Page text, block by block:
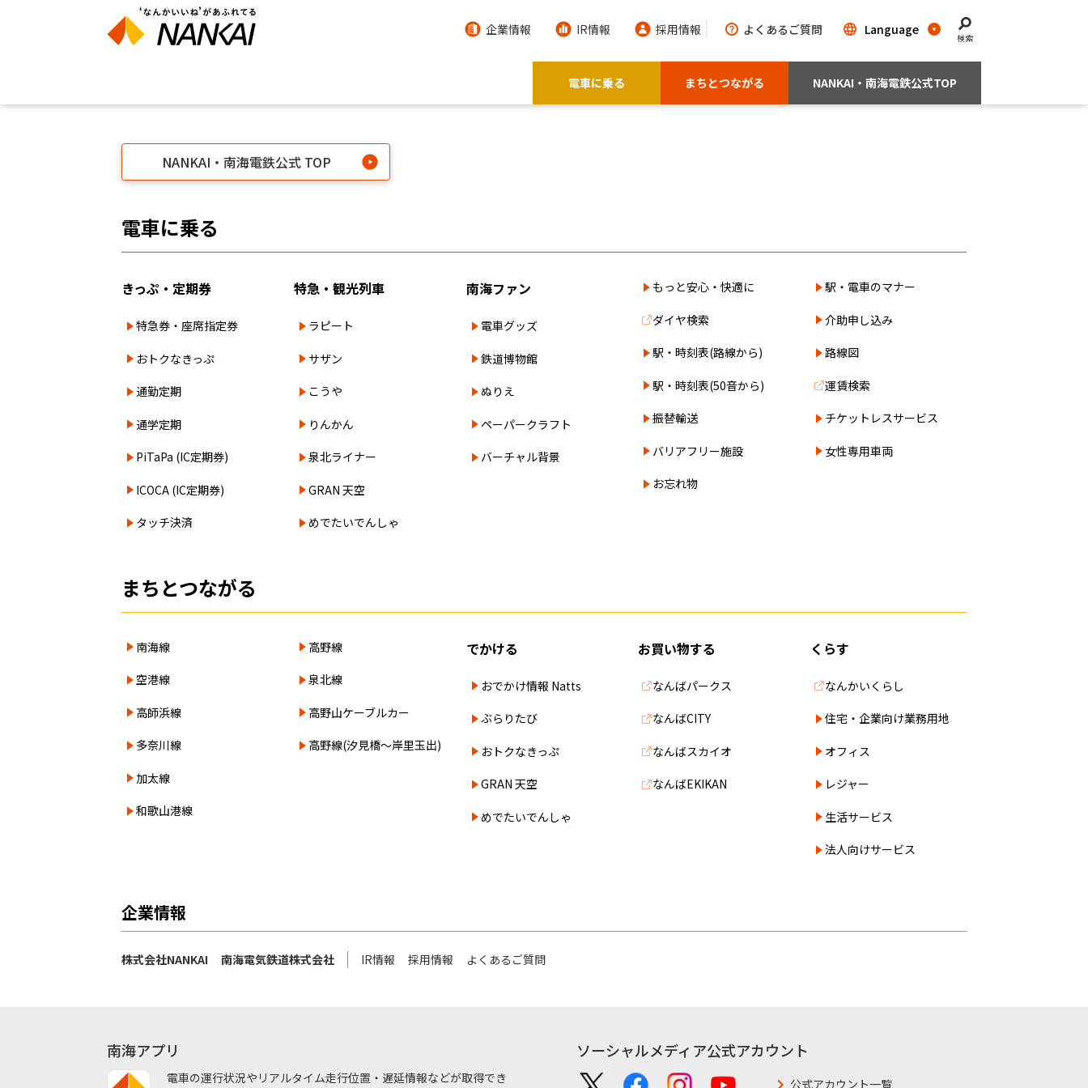
企業情報 IR情報 採用情報 よくあるご質問
検索
電車に乗る まちとつながる NANKAI・南海電鉄公式TOP
NANKAI・南海電鉄公式 TOP
電車に乗る
きっぷ・定期券
特急券・座席指定券
おトクなきっぷ
通勤定期
通学定期
PiTaPa (IC定期券)
ICOCA (IC定期券)
タッチ決済
特急・観光列車
ラピート
サザン
こうや
りんかん
泉北ライナー
GRAN 天空
めでたいでんしゃ
南海ファン
電車グッズ
鉄道博物館
ぬりえ
ペーパークラフト
バーチャル背景
もっと安心・快適に
ダイヤ検索
駅・時刻表(路線から)
駅・時刻表(50音から)
振替輸送
バリアフリー施設
お忘れ物
駅・電車のマナー
介助申し込み
路線図
運賃検索
チケットレスサービス
女性専用車両
まちとつながる
南海線
空港線
高師浜線
多奈川線
加太線
和歌山港線
高野線
泉北線
高野山ケーブルカー
高野線(汐見橋～岸里玉出)
でかける
おでかけ情報 Natts
ぶらりたび
おトクなきっぷ
GRAN 天空
めでたいでんしゃ
お買い物する
なんばパークス
なんばCITY
なんばスカイオ
なんばEKIKAN
くらす
なんかいくらし
住宅・企業向け業務用地
オフィス
レジャー
生活サービス
法人向けサービス
企業情報
株式会社NANKAI 南海電気鉄道株式会社 IR情報 採用情報 よくあるご質問
南海アプリ
電車の運行状況やリアルタイム走行位置・遅延情報などが取得でき
ソーシャルメディア公式アカウント
公式アカウント一覧